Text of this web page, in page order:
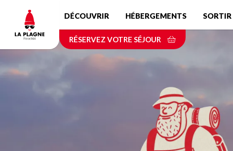
contenu
principal
DÉCOUVRIR HÉBERGEMENTS SORTIR
RÉSERVEZ VOTRE SÉJOUR